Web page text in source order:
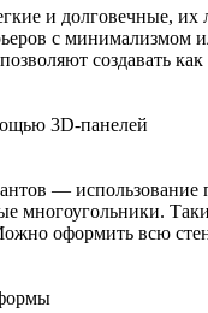
и долговечные,
с минимализмом
создавать
3D-панелей
— использование
многоугольники.
оформить всю